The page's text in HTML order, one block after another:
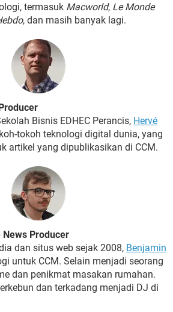
termasuk Macworld, Le Monde
, dan masih banyak lagi.
Bisnis EDHEC Perancis, Hervé
tokoh teknologi digital dunia, yang
artikel yang dipublikasikan di CCM.
News Producer
dan situs web sejak 2008, Benjamin
untuk CCM. Selain menjadi seorang
dan penikmat masakan rumahan.
dan terkadang menjadi DJ di